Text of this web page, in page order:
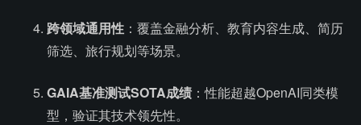
跨领域通用性 ：覆盖金融分析、教育内容生成、简历
筛选、旅行规划等场景。
GAIA基准测试SOTA成绩 ：性能超越OpenAI同类模
型，验证其技术领先性。